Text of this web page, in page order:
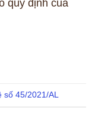
quy định của
số 45/2021/AL